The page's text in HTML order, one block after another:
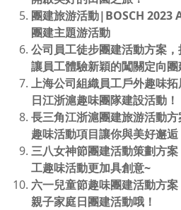
團建旅游活動|BOSCH 2023
團建主題游活動
公司員工徒步團建活動方案
讓員工體驗新穎的闖關定向
上海公司組織員工戶外趣味
日江浙滬趣味團隊建設活動！
長三角江浙滬團建旅游活動
趣味活動項目讓你與美好邂逅
三八女神節團建活動策劃方
工趣味活動更加具創意~
六一兒童節趣味團建活動方
親子家庭日團建活動哦！